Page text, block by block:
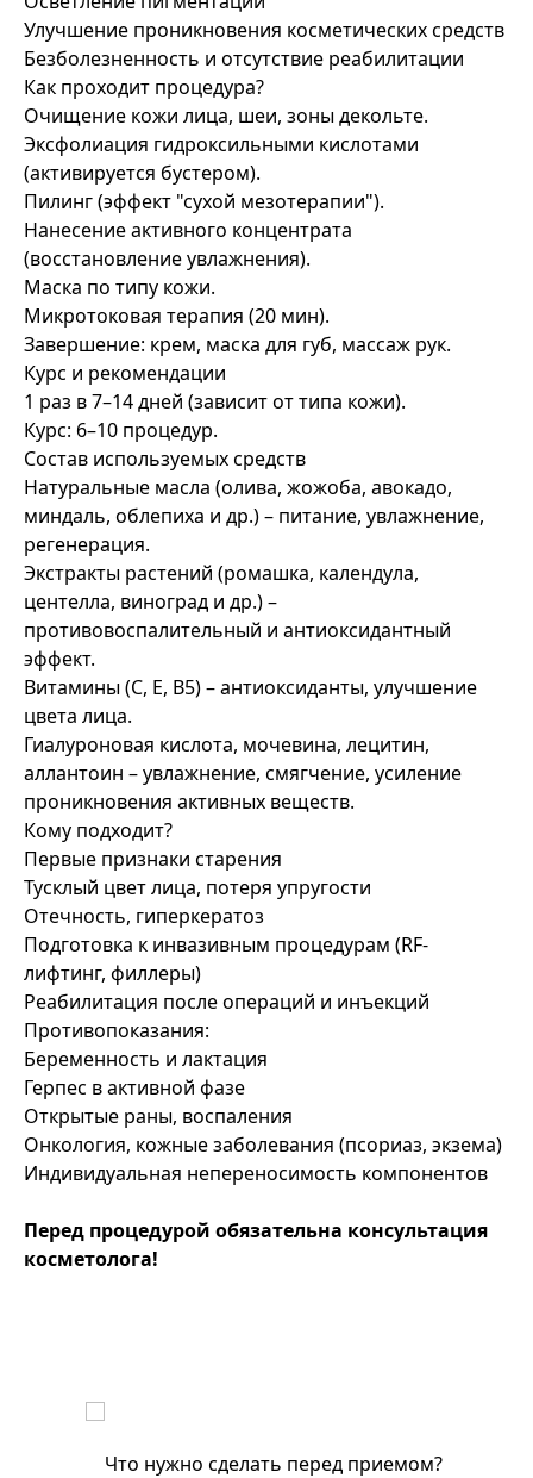
Улучшение проникновения косметических средств
Безболезненность и отсутствие реабилитации
Как проходит процедура?
Очищение кожи лица, шеи, зоны декольте.
Эксфолиация гидроксильными кислотами
(активируется бустером).
Пилинг (эффект "сухой мезотерапии").
Нанесение активного концентрата
(восстановление увлажнения).
Маска по типу кожи.
Микротоковая терапия (20 мин).
Завершение: крем, маска для губ, массаж рук.
Курс и рекомендации
1 раз в 7–14 дней (зависит от типа кожи).
Курс: 6–10 процедур.
Состав используемых средств
Натуральные масла (олива, жожоба, авокадо,
миндаль, облепиха и др.) – питание, увлажнение,
регенерация.
Экстракты растений (ромашка, календула,
центелла, виноград и др.) –
противовоспалительный и антиоксидантный
эффект.
Витамины (С, Е, В5) – антиоксиданты, улучшение
цвета лица.
Гиалуроновая кислота, мочевина, лецитин,
аллантоин – увлажнение, смягчение, усиление
проникновения активных веществ.
Кому подходит?
Первые признаки старения
Тусклый цвет лица, потеря упругости
Отечность, гиперкератоз
Подготовка к инвазивным процедурам (RF-
лифтинг, филлеры)
Реабилитация после операций и инъекций
Противопоказания:
Беременность и лактация
Герпес в активной фазе
Открытые раны, воспаления
Онкология, кожные заболевания (псориаз, экзема)
Индивидуальная непереносимость компонентов
Перед процедурой обязательна консультация
косметолога!
Что нужно сделать перед приемом?